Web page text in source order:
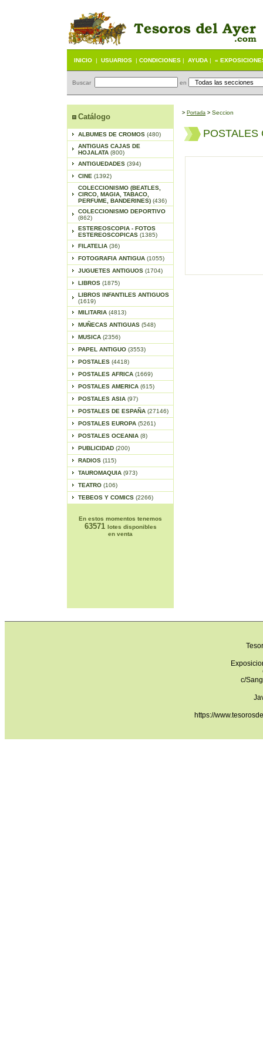
INICIO | USUARIOS | CONDICIONES | AYUDA | «
Buscar en
Catálogo
ALBUMES DE CROMOS (480)
ANTIGUAS CAJAS DE
HOJALATA (800)
ANTIGUEDADES (394)
CINE (1392)
COLECCIONISMO (BEATLES,
CIRCO, MAGIA, TABACO,
PERFUME, BANDERINES) (436)
COLECCIONISMO DEPORTIVO
(862)
ESTEREOSCOPIA - FOTOS
ESTEREOSCOPICAS (1385)
FILATELIA (36)
FOTOGRAFIA ANTIGUA (1055)
JUGUETES ANTIGUOS (1704)
LIBROS (1875)
LIBROS INFANTILES ANTIGUOS
(1619)
MILITARIA (4813)
MUÑECAS ANTIGUAS (548)
MUSICA (2356)
PAPEL ANTIGUO (3553)
POSTALES (4418)
POSTALES AFRICA (1669)
POSTALES AMERICA (615)
POSTALES ASIA (97)
POSTALES DE ESPAÑA (27146)
POSTALES EUROPA (5261)
POSTALES OCEANIA (8)
PUBLICIDAD (200)
RADIOS (115)
TAUROMAQUIA (973)
TEATRO (106)
TEBEOS Y COMICS (2266)
En estos momentos tenemos
63571 lotes disponibles
en venta
> Portada > Seccion
c/
https://